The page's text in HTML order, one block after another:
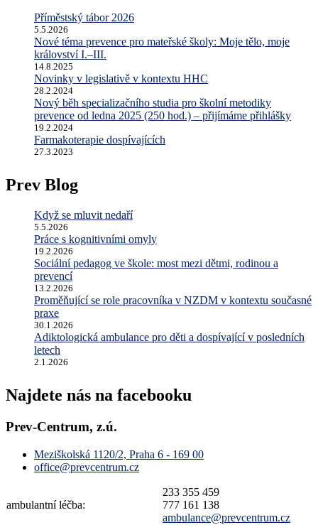
Příměstský tábor 2026
5.5.2026
Nové téma prevence pro mateřské školy: Moje tělo, moje
království I.–III.
14.8.2025
Novinky v legislativě v kontextu HHC
28.2.2024
Nový běh specializačního studia pro školní metodiky
prevence od ledna 2025 (250 hod.) – přijímáme přihlášky
19.2.2024
Farmakoterapie dospívajících
27.3.2023
Prev Blog
Když se mluvit nedaří
5.5.2026
Práce s kognitivními omyly
19.2.2026
Sociální pedagog ve škole: most mezi dětmi, rodinou a
prevencí
13.2.2026
Proměňující se role pracovníka v NZDM v kontextu současné
praxe
30.1.2026
Adiktologická ambulance pro děti a dospívající v posledních
letech
2.1.2026
Najdete nás na facebooku
Prev-Centrum, z.ú.
Meziškolská 1120/2, Praha 6 - 169 00
office@prevcentrum.cz
ambulantní léčba:
233 355 459
777 161 138
ambulance@prevcentrum.cz